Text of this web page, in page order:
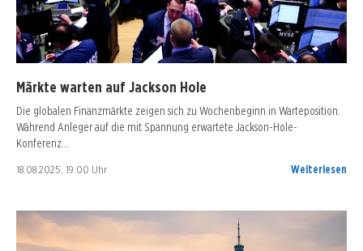
Märkte warten auf Jackson Hole
Die globalen Finanzmärkte zeigen sich zu Wochenbeginn in Warteposition.
Während Anleger auf die mit Spannung erwartete Jackson-Hole-
Konferenz…
18.08.2025, 19:00 Uhr Weiterlesen